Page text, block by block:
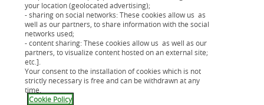
constituez une épargne de précaution
automatisez un virement d’épargne, même
modeste, chaque début de mois. Mettez de
côté les rentrées d'argent imprévues,
comme les primes.
your location (geolocated advertising);
- sharing on social networks: These cookies allow us as
well as our partners, to share information with the social
networks used;
- content sharing: These cookies allow us as well as our
partners, to visualize content hosted on an external site;
etc.].
Your consent to the installation of cookies which is not
strictly necessary is free and can be withdrawn at any
time.
Cookie Policy